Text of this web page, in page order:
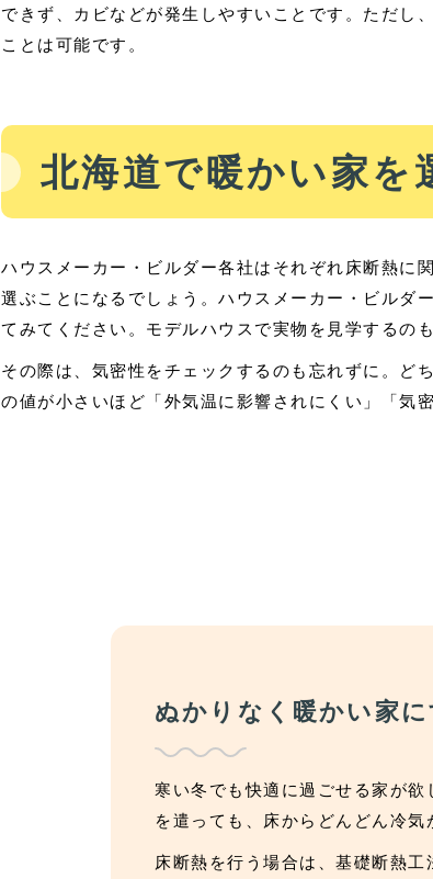
できず、カビなどが発生しやすいことです。ただし
ことは可能です。
北海道で暖かい家を
ハウスメーカー・ビルダー各社はそれぞれ床断熱に
選ぶことになるでしょう。ハウスメーカー・ビルダ
てみてください。モデルハウスで実物を見学するのも
その際は、気密性をチェックするのも忘れずに。ど
の値が小さいほど「外気温に影響されにくい」「気
ぬかりなく暖かい家
寒い冬でも快適に過ごせる家が
を遣っても、床からどんどん冷気
床断熱を行う場合は、基礎断熱工